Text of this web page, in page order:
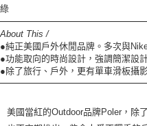
綠
About This /
●純正美國戶外休閒品牌。多次與
●功能取向的時尚設計，強調簡潔設
●除了旅行、戶外，更有單車滑板攝
美國當紅的Outdoor品牌Poler，除